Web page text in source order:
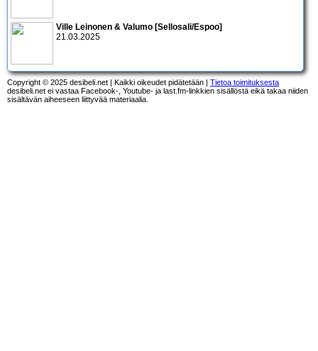
Ville Leinonen & Valumo [Sellosali/Espoo]
21.03.2025
Copyright © 2025 desibeli.net | Kaikki oikeudet pidätetään | Tietoa toimituksesta
desibeli.net ei vastaa Facebook-, Youtube- ja last.fm-linkkien sisällöstä eikä takaa niiden
sisältävän aiheeseen liittyvää materiaalia.